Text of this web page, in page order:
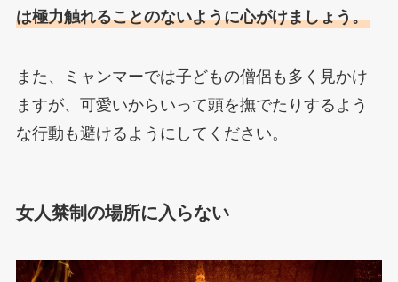
は極力触れることのないように心がけましょう。
また、ミャンマーでは子どもの僧侶も多く見かけ
ますが、可愛いからいって頭を撫でたりするよう
な行動も避けるようにしてください。
女人禁制の場所に入らない